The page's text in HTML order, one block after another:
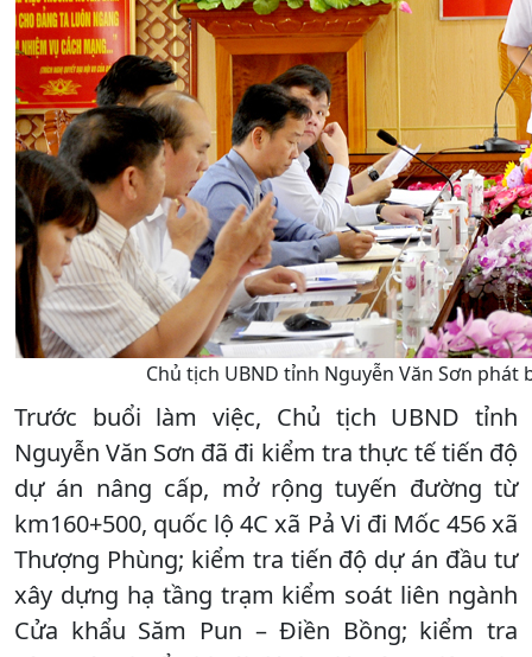
Chủ tịch UBND tỉnh Nguyễn Văn Sơn phát
Trước buổi làm việc, Chủ tịch UBND tỉnh
Nguyễn Văn Sơn đã đi kiểm tra thực tế tiến độ
dự án nâng cấp, mở rộng tuyến đường từ
km160+500, quốc lộ 4C xã Pả Vi đi Mốc 456 xã
Thượng Phùng; kiểm tra tiến độ dự án đầu tư
xây dựng hạ tầng trạm kiểm soát liên ngành
Cửa khẩu Săm Pun – Điền Bồng; kiểm tra